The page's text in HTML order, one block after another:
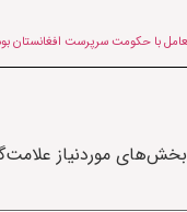
با حکومت سرپرست افغانستان
بخش‌های موردنیاز